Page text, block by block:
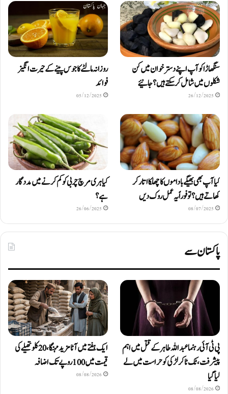
سنگھاڑا کو آپ اپنے دستر خوان میں کن
شکلوں میں شامل کرسکتے ہیں ؟ جانیئے
26/12/2025
روزانہ مالٹے کا جوس پینے کے حیرت انگیز
فوائد
05/12/2025
کیا آپ بھی بھیگے باداموں کا چھلکا اتار کر
کھاتے ہیں؟ تو فوراً یہ عمل روک دیں
08/07/2025
کیا ہری مرچ چربی کو کم کرنے میں مددگار
ہے؟
26/06/2025
پاکستان سے
پی ٹی آئی رہنما عبداللہ طاہر کے قتل میں اہم
پیشرفت، ٹک ٹاکر لڑکی کو حراست میں لے
لیا گیا
08/08/2026
ایک ہفتے میں آٹا مزید مہنگا، 20 کلو تھیلے کی
قیمت میں 100 روپے تک اضافہ
08/08/2026